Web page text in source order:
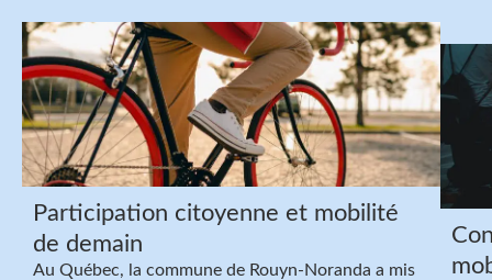
Participation citoyenne et mobilité
de demain
Au Québec, la commune de Rouyn-Noranda a mis